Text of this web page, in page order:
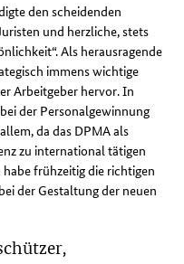
den scheidenden
und herzliche, stets
Als herausragende
immens wichtige
Arbeitgeber hervor. In
der Personalgewinnung
da das DPMA als
zu international tätigen
frühzeitig die richtigen
der Gestaltung der neuen